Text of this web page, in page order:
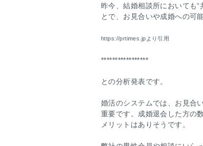
昨今、結婚相談所においても
とで、お見合いや成婚への可
https://prtimes.jpより引用
*****************
との分析発表です。
婚活のシステムでは、お見合
重要です。成婚退会した方の
メリットはありそうです。